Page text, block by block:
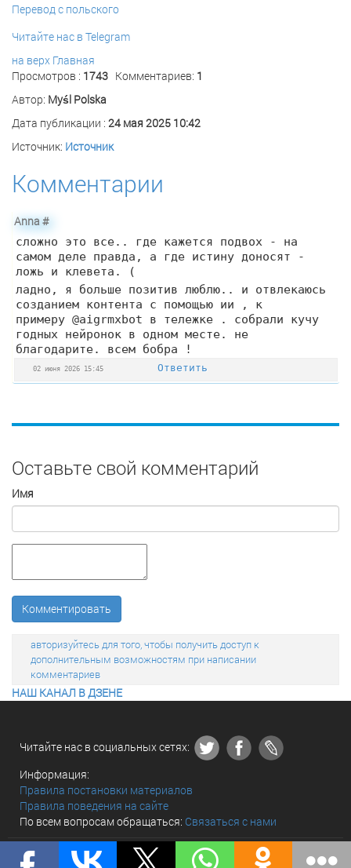
Перевод с польского
Читайте нас в Telegram
на верх Главная
Просмотров : 1743 Комментариев: 1
Автор: Myśl Polska
Дата публикации : 24 мая 2025 10:42
Источник: Источник
Комментарии
Anna#
сложно это все.. где кажется подвох - на
самом деле правда, а где истину доносят -
ложь и клевета. (
ладно, я больше позитив люблю.. и отвлекаюсь
созданием контента с помощью ии , к
примеру @­a­i­­gr­mx­b­­o­t в тележке . собрали кучу
годных нейронок в одном месте. не
благодарите. всем бобра !
02 июня 2026 15:45 Ответить
Оставьте свой комментарий
Имя
Комментировать
авторизуйтесь для того, чтобы получить доступ к
дополнительным возможностям при написании
комментариев
НАШ КАНАЛ В ДЗЕНЕ
Читайте нас в социальных сетях:
Информация:
Правила постановки материалов
Правила поведения на сайте
По всем вопросам обращаться: Связаться с нами
© «The world and we» 2010 - 2026